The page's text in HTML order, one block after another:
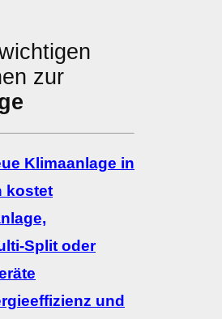
zur
Klimaanlage in
kostet
Split oder
und